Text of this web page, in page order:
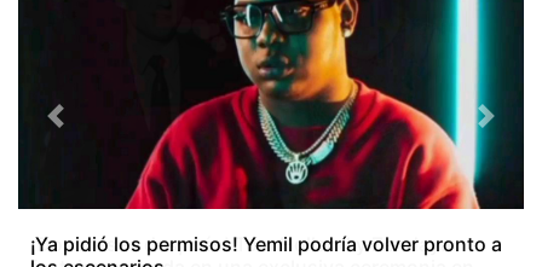
¡Dos meses después! Tom Holland y Zendaya
Previous Next